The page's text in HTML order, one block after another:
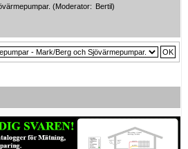
(Moderator: Bertil)